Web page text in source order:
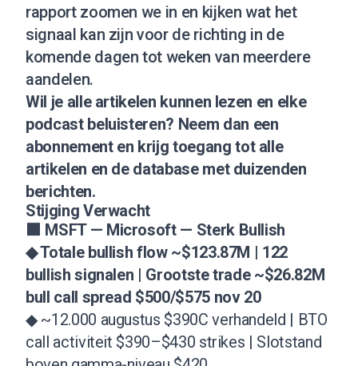
rapport zoomen we in en kijken wat het
signaal kan zijn voor de richting in de
komende dagen tot weken van meerdere
aandelen.
Wil je alle artikelen kunnen lezen en elke
podcast beluisteren? Neem dan een
abonnementen krijg toegang tot alle
artikelen en de database met duizenden
berichten.
Stijging Verwacht
🟩 MSFT — Microsoft — Sterk Bullish
◆ Totale bullish flow ~$123.87M | 122
bullish signalen | Grootste trade ~$26.82M
bull call spread $500/$575 nov 20
◆ ~12.000 augustus $390C verhandeld | BTO
call activiteit $390–$430 strikes | Slotstand